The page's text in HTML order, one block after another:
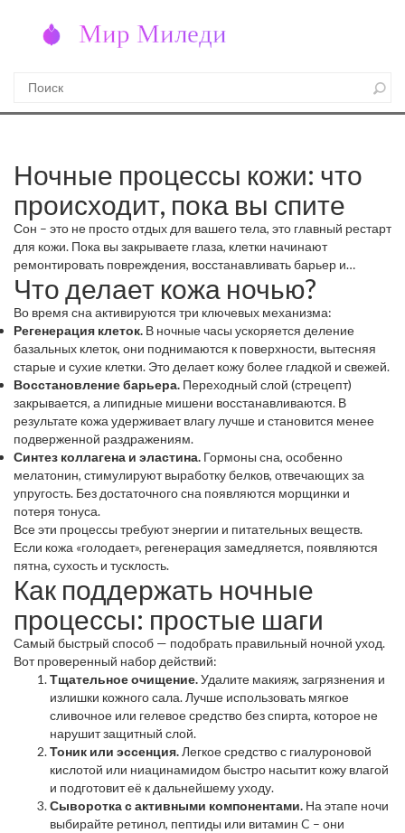
Ночные процессы кожи: что
происходит, пока вы спите
Сон – это не просто отдых для вашего тела, это главный рестарт
для кожи. Пока вы закрываете глаза, клетки начинают
ремонтировать повреждения, восстанавливать барьер и
вырабатывать коллаген. Если вы не понимаете, какие процессы
идут в коже ночью, трудно подобрать эффективный уход.
Что делает кожа ночью?
Во время сна активируются три ключевых механизма:
Регенерация клеток. В ночные часы ускоряется деление
базальных клеток, они поднимаются к поверхности, вытесняя
старые и сухие клетки. Это делает кожу более гладкой и свежей.
Восстановление барьера. Переходный слой (стрецепт)
закрывается, а липидные мишени восстанавливаются. В
результате кожа удерживает влагу лучше и становится менее
подверженной раздражениям.
Синтез коллагена и эластина. Гормоны сна, особенно
мелатонин, стимулируют выработку белков, отвечающих за
упругость. Без достаточного сна появляются морщинки и
потеря тонуса.
Все эти процессы требуют энергии и питательных веществ.
Если кожа «голодает», регенерация замедляется, появляются
пятна, сухость и тусклость.
Как поддержать ночные
процессы: простые шаги
Самый быстрый способ — подобрать правильный ночной уход.
Вот проверенный набор действий:
Тщательное очищение.Удалите макияж, загрязнения и
излишки кожного сала. Лучше использовать мягкое
сливочное или гелевое средство без спирта, которое не
нарушит защитный слой.
Тоник или эссенция. Легкое средство с гиалуроновой
кислотой или ниацинамидом быстро насытит кожу влагой
и подготовит её к дальнейшему уходу.
Сыворотка с активными компонентами. На этапе ночи
выбирайте ретинол, пептиды или витамин C – они